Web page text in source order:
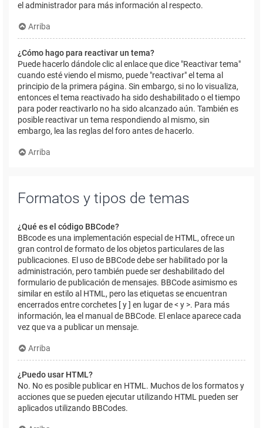
el administrador para más información al respecto.
Arriba
¿Cómo hago para reactivar un tema?
Puede hacerlo dándole clic al enlace que dice "Reactivar tema"
cuando esté viendo el mismo, puede "reactivar" el tema al
principio de la primera página. Sin embargo, si no lo visualiza,
entonces el tema reactivado ha sido deshabilitado o el tiempo
para poder reactivarlo no ha sido alcanzado aún. También es
posible reactivar un tema respondiendo al mismo, sin
embargo, lea las reglas del foro antes de hacerlo.
Arriba
Formatos y tipos de temas
¿Qué es el código BBCode?
BBcode es una implementación especial de HTML, ofrece un
gran control de formato de los objetos particulares de las
publicaciones. El uso de BBCode debe ser habilitado por la
administración, pero también puede ser deshabilitado del
formulario de publicación de mensajes. BBCode asimismo es
similar en estilo al HTML, pero las etiquetas se encuentran
encerrados entre corchetes [ y ] en lugar de < y >. Para más
información, lea el manual de BBCode. El enlace aparece cada
vez que va a publicar un mensaje.
Arriba
¿Puedo usar HTML?
No. No es posible publicar en HTML. Muchos de los formatos y
acciones que se pueden ejecutar utilizando HTML pueden ser
aplicados utilizando BBCodes.